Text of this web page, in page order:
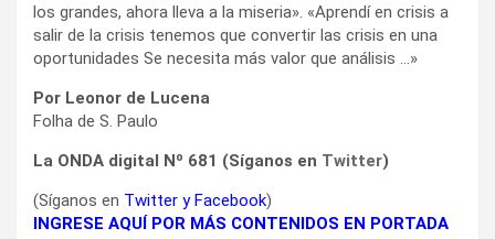
los grandes, ahora lleva a la miseria». «Aprendí en crisis a
salir de la crisis tenemos que convertir las crisis en una
oportunidades Se necesita más valor que análisis …»
Por Leonor de Lucena
Folha de S. Paulo
La ONDA digital Nº 681 (Síganos en Twitter)
(Síganos en Twitter yFacebook)
INGRESE AQUÍ POR MÁS CONTENIDOS EN PORTADA